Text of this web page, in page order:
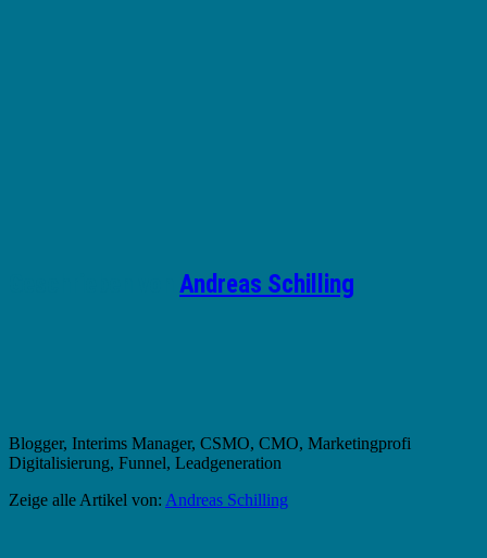
Andreas Schilling
Blogger, Interims Manager, CSMO, CMO, Marketingprofi
Digitalisierung, Funnel, Leadgeneration
Zeige alle Artikel von: Andreas Schilling